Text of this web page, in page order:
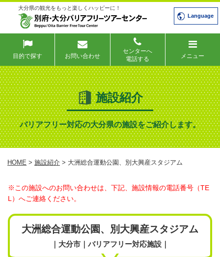
大分県の観光をもっと楽しくハッピーに！
Language
目的で探す お問い合わせ
センターへ
電話する
メニュー
施設紹介
バリアフリー対応の大分県の施設をご紹介します。
HOME > 施設紹介 > 大洲総合運動公園、別大興産スタジアム
※この施設へのお問い合わせは、下記、施設情報の電話番号（TE
L）へご連絡ください。
大洲総合運動公園、別大興産スタジアム
｜大分市｜バリアフリー対応施設｜